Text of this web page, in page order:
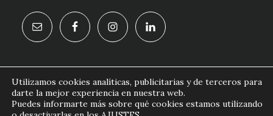
formacion.doctornougues.com© 2026
Utilizamos cookies analíticas, publicitarias y de terceros para
darte la mejor experiencia en nuestra web.
Puedes informarte más sobre qué cookies estamos utilizando